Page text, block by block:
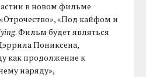
в новом фильме
«Под кайфом и
. Фильм будет являться
Пониксена,
как продолжение к
наряду»,